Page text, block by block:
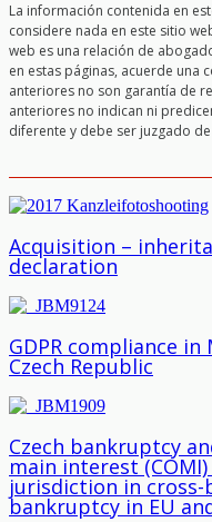
La información contenida en
considere nada en este sitio
web es una relación de
en estas páginas, acuerde una
anteriores no son garantía de
anteriores no indican ni
diferente y debe ser juzgado
Acquisition –
declaration
GDPR compliance in
Czech Republic
Czech bankruptcy
main interest
jurisdiction in cross-
bankruptcy in EU